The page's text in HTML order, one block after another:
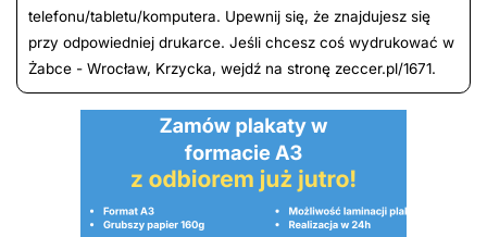
telefonu/tabletu/komputera. Upewnij się, że znajdujesz się
przy odpowiedniej drukarce. Jeśli chcesz coś wydrukować w
Żabce - Wrocław, Krzycka, wejdź na stronę zeccer.pl/1671.